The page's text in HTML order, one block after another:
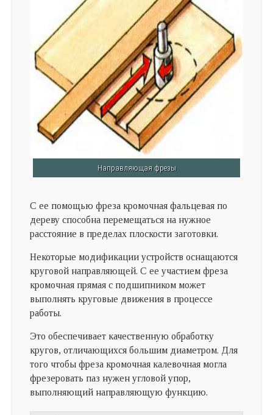
Направляющая фрезы
С ее помощью фреза кромочная фальцевая по
дереву способна перемещаться на нужное
расстояние в пределах плоскости заготовки.
Некоторые модификации устройств оснащаются
круговой направляющей. С ее участием фреза
кромочная прямая с подшипником может
выполнять круговые движения в процессе
работы.
Это обеспечивает качественную обработку
кругов, отличающихся большим диаметром. Для
того чтобы фреза кромочная калевочная могла
фрезеровать паз нужен угловой упор,
выполняющий направляющую функцию.